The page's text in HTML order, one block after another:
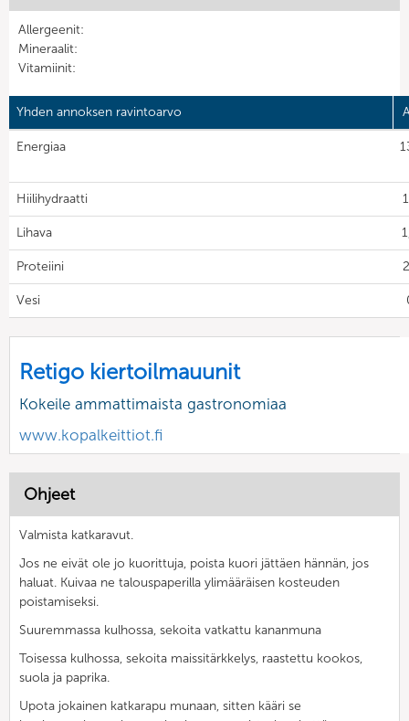
Allergeenit:
Mineraalit:
Vitamiinit:
Yhden annoksen ravintoarvo
Energiaa
Hiilihydraatti
Lihava
Proteiini
Vesi
Retigo kiertoilmauunit
Kokeile ammattimaista gastronomiaa
www.kopalkeittiot.fi
Ohjeet
Valmista katkaravut.
Jos ne eivät ole jo kuorittuja, poista kuori jättäen hännän, jos
haluat. Kuivaa ne talouspaperilla ylimääräisen kosteuden
poistamiseksi.
Suuremmassa kulhossa, sekoita vatkattu kananmuna
Toisessa kulhossa, sekoita maissitärkkelys, raastettu kookos,
suola ja paprika.
Upota jokainen katkarapu munaan, sitten kääri se